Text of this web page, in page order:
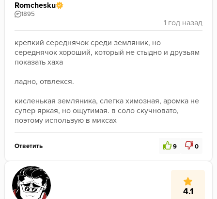
Romchesku
1895
крепкий середнячок среди земляник, но
середнячок хороший, который не стыдно и друзьям
показать хаха
ладно, отвлекся.
кисленькая земляника, слегка химозная, аромка не
супер яркая, но ощутимая. в соло скучновато,
поэтому использую в миксах
Ответить 9 0
4.1